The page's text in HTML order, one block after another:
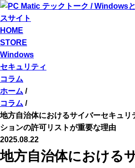
HOME
STORE
Windows
セキュリティ
コラム
ホーム /
コラム /
地方自治体におけるサイバーセキュリ
ションの許可リストが重要な理由
2025.08.22
地方自治体における